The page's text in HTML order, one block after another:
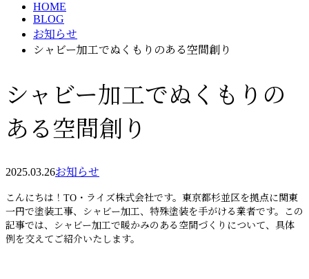
HOME
BLOG
お知らせ
シャビー加工でぬくもりのある空間創り
シャビー加工でぬくもりの
ある空間創り
2025.03.26お知らせ
こんにちは！TO・ライズ株式会社です。東京都杉並区を拠点に関東
一円で塗装工事、シャビー加工、特殊塗装を手がける業者です。この
記事では、シャビー加工で暖かみのある空間づくりについて、具体
例を交えてご紹介いたします。